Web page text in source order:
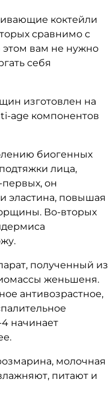
коктейли
сравнимо с
вам не нужно
себя
изготовлен на
age компонентов
биогенных
лица,
первых, он
эластина, повышая
Во-вторых
полученный из
женьшеня.
антивозрастное,
начинает
молочная
питают и